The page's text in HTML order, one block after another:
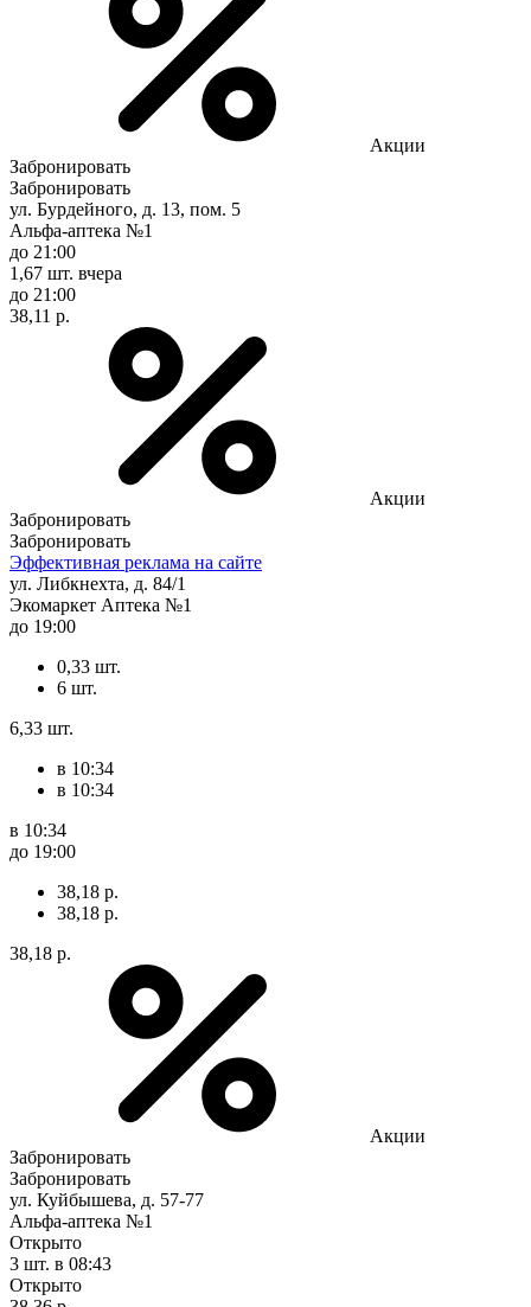
Акции
Забронировать
Забронировать
ул. Бурдейного, д. 13, пом. 5
Альфа-аптека №1
до 21:00
1,67 шт. вчера
до 21:00
38,11 р.
Акции
Забронировать
Забронировать
Эффективная реклама на сайте
ул. Либкнехта, д. 84/1
Экомаркет Аптека №1
до 19:00
0,33 шт.
6 шт.
6,33 шт.
в 10:34
в 10:34
в 10:34
до 19:00
38,18 р.
38,18 р.
38,18 р.
Акции
Забронировать
Забронировать
ул. Куйбышева, д. 57-77
Альфа-аптека №1
Открыто
3 шт. в 08:43
Открыто